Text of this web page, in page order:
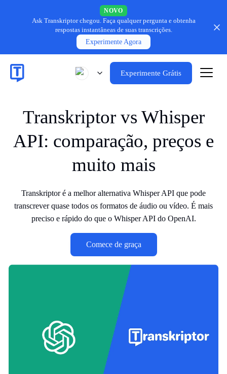
NOVO
Ask Transkriptor chegou. Faça qualquer pergunta e obtenha
respostas instantâneas de suas transcrições.
Experimente Agora
Experimente Grátis
Transkriptor vs Whisper
API: comparação, preços e
muito mais
Transkriptor é a melhor alternativa Whisper API que pode
transcrever quase todos os formatos de áudio ou vídeo. É mais
preciso e rápido do que o Whisper API do OpenAI.
Comece de graça